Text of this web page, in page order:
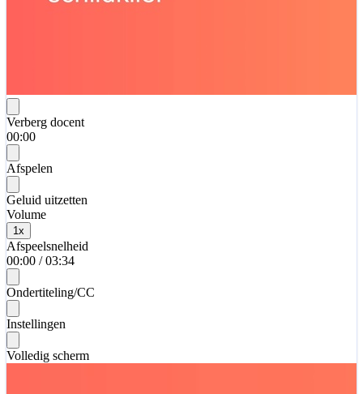
Verberg docent
00:00
Afspelen
Geluid uitzetten
Volume
1x
Afspeelsnelheid
00:00 / 03:34
Ondertiteling/CC
Instellingen
Volledig scherm